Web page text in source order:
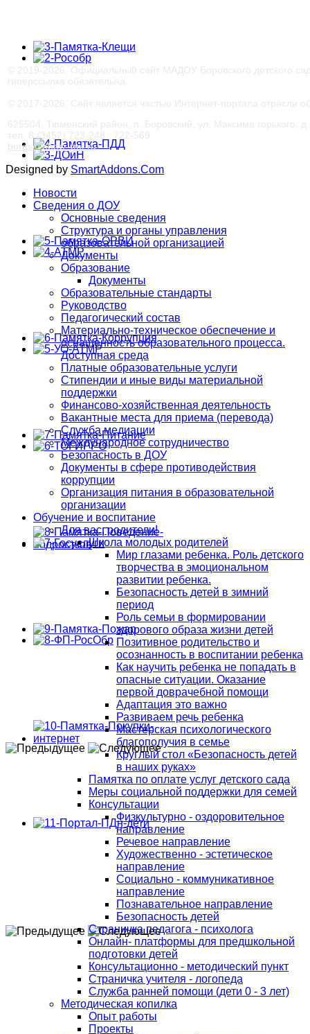
bords@obraz-tmr.ru
Designed by SmartAddons.Com
Новости
Сведения о ДОУ
Основные сведения
Структура и органы управления
образовательной организацией
Документы
Образование
Документы
Образовательные стандарты
Руководство
Педагогический состав
Материально-техническое обеспечение и
оснащенность образовательного процесса.
Доступная среда
Платные образовательные услуги
Стипендии и иные виды материальной
поддержки
Финансово-хозяйственная деятельность
Вакантные места для приема (перевода)
Служба медиации
Международное сотрудничество
Безопасность в ДОУ
Документы в сфере противодействия
коррупции
Организация питания в образовательной
организации
Обучение и воспитание
Для вас, родители!
Школа молодых родителей
Мир глазами ребенка. Роль детского
творчества в эмоциональном
развитии ребенка.
Безопасность детей в зимний
период
Роль семьи в формировании
здорового образа жизни детей
Позитивное родительство и
осознанность в воспитании ребенка
Как научить ребенка не попадать в
опасные ситуации. Оказание
первой доврачебной помощи
Адаптация это важно
Развиваем речь ребенка
Мастерская психологического
благополучия в семье
Круглый стол «Безопасность детей
в наших руках»
Памятка по оплате услуг детского сада
Меры социальной поддержки для семей
Консультации
Физкультурно - оздоровительное
направление
Речевое направление
Художественно - эстетическое
направление
Социально - коммуникативное
направление
Познавательное направление
Безопасность детей
Страничка педагога - психолога
Онлайн- платформы для предшкольной
подготовки детей
Консультационно - методический пункт
Страничка учителя - логопеда
Служба ранней помощи (дети 0 - 3 лет)
Методическая копилка
Опыт работы
Проекты